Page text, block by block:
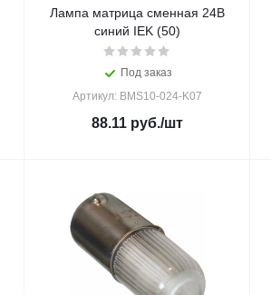
Лампа матрица сменная 24В
синий IEK (50)
Под заказ
Артикул: BMS10-024-K07
88.11 руб./шт